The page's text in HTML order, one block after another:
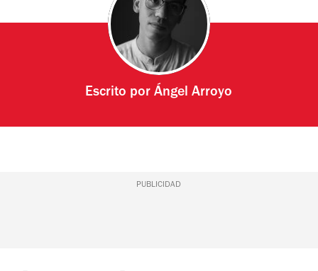
Escrito porÁngel Arroyo
PUBLICIDAD